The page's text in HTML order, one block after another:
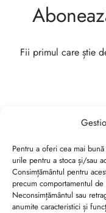
Pentru a oferi cea mai
urile pentru a stoca și/sau
Consimțământul pentru
precum comportamentul
Neconsimțământul sau
anumite caracteristici și
Fii primul care știe